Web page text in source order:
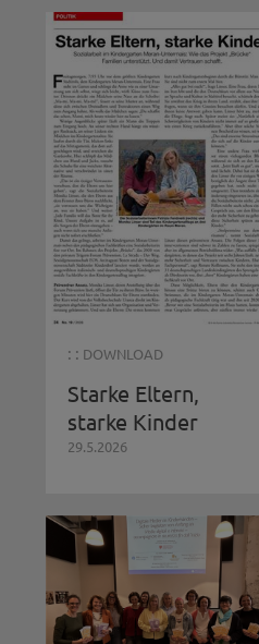
: : DOWNLOAD
Starke Eltern,
starke Kinder
29.5.2026